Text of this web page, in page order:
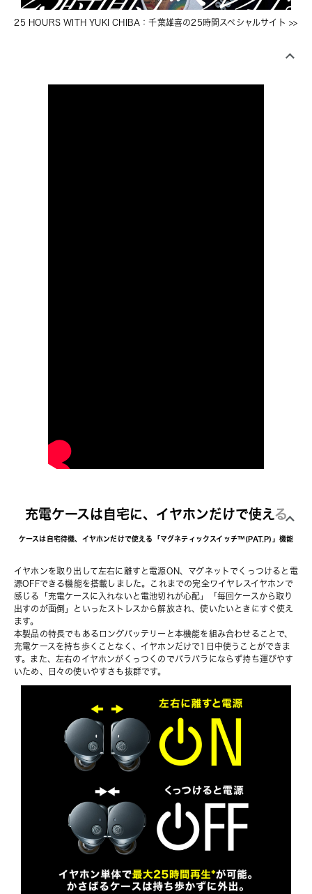
25 HOURS WITH YUKI CHIBA：千葉雄喜の25時間スペシャルサイト >>
充電ケースは自宅に、イヤホンだけで使える
ケースは自宅待機、イヤホンだけで使える「マグネティックスイッチ™️(PAT.P)」機能
イヤホンを取り出して左右に離すと電源ON、マグネットでくっつけると電
源OFFできる機能を搭載しました。これまでの完全ワイヤレスイヤホンで
感じる「充電ケースに入れないと電池切れが心配」「毎回ケースから取り
出すのが面倒」といったストレスから解放され、使いたいときにすぐ使え
ます。
本製品の特長でもあるロングバッテリーと本機能を組み合わせることで、
充電ケースを持ち歩くことなく、イヤホンだけで1日中使うことができま
す。また、左右のイヤホンがくっつくのでバラバラにならず持ち運びやす
いため、日々の使いやすさも抜群です。